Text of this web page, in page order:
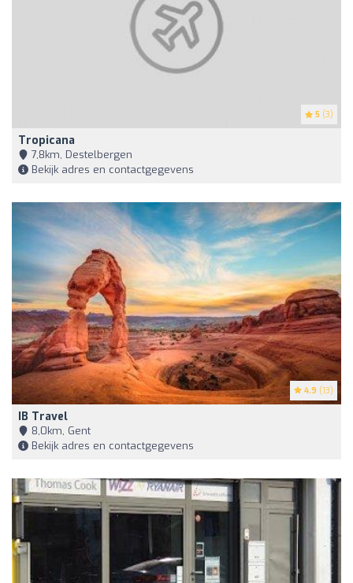
5 (3)
Tropicana
7,8km, Destelbergen
Bekijk adres en contactgegevens
4.9 (13)
IB Travel
8,0km, Gent
Bekijk adres en contactgegevens